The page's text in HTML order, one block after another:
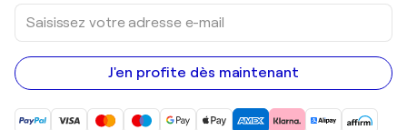
Saisissez
votre
adresse
e-
mail
J'en profite dès maintenant